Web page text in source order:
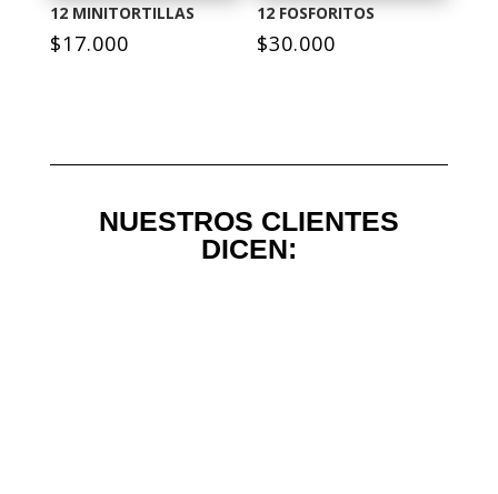
12 MINITORTILLAS
$17.000
12 FOSFORITOS
$30.000
NUESTROS CLIENTES
DICEN: